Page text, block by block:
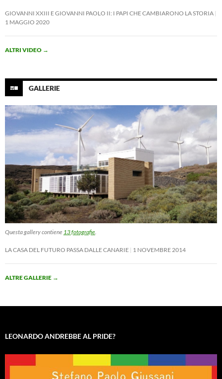
GIOVANNI XXIII E GIOVANNI PAOLO II: I PAPI CHE CAMBIARONO LA STORIA
1 MAGGIO 2020
ALTRI VIDEO →
GALLERIE
Questa gallery contiene 13 fotografie
LA CASA DEL FUTURO PASSA DALLE CANARIE 1 NOVEMBRE 2014
ALTRE GALLERIE →
LEONARDO ANDREBBE AL PRIDE?